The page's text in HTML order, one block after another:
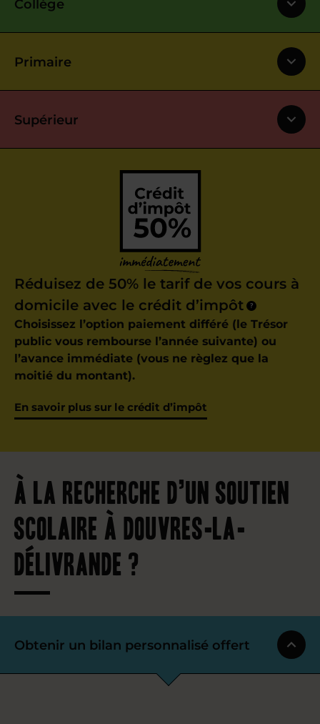
Collège
Primaire
Supérieur
Réduisez de 50% le tarif de vos cours à
domicile avec le crédit d’impôt
?
Choisissez l’option paiement différé (le Trésor
public vous rembourse l’année suivante) ou
l’avance immédiate (vous ne règlez que la
moitié du montant).
En savoir plus sur le crédit d’impôt
À la recherche d’un soutien
scolaire à Douvres-la-
Délivrande ?
Obtenir un bilan personnalisé offert